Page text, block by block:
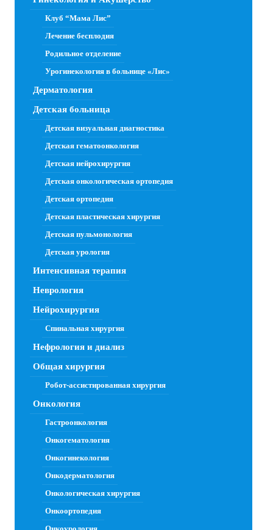
Клуб “Мама Лис”
Лечение бесплодия
Родильное отделение
Урогинекология в больнице «Лис»
Дерматология
Детская больница
Детская визуальная диагностика
Детская гематоонкология
Детская нейрохирургия
Детская онкологическая ортопедия
Детская ортопедия
Детская пластическая хирургия
Детская пульмонология
Детская урология
Интенсивная терапия
Неврология
Нейрохирургия
Спинальная хирургия
Нефрология и диализ
Общая хирургия
Робот-ассистированная хирургия
Онкология
Гастроонкология
Онкогематология
Онкогинекология
Онкодерматология
Онкологическая хирургия
Онкоортопедия